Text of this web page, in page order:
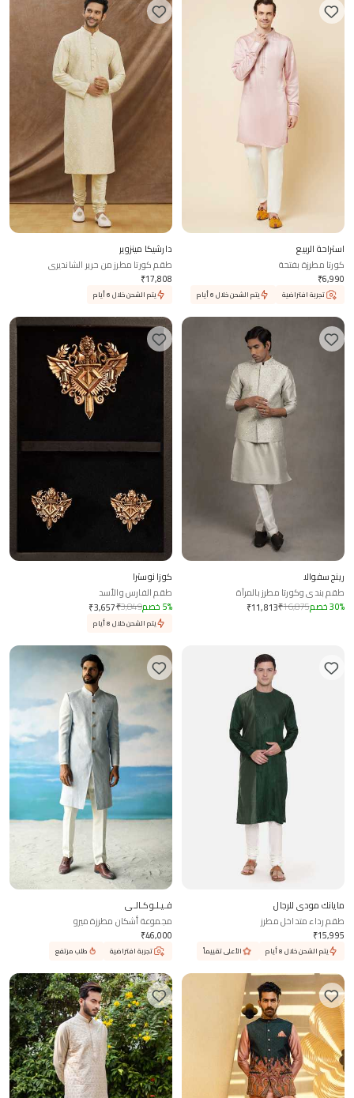
استراحة الربيع
كورتا مطرزة بفتحة
₹6,990
تجربة افتراضية يتم الشحن خلال 6 أيام
دارشيكا مينزوير
طقم كورتا مطرز من حرير الشانديري
₹17,808
يتم الشحن خلال 6 أيام
رينج سفوالا
طقم بندي وكورتا مطرز بالمرآة
₹11,813₹16,875 30% خصم
كوزا نوسترا
طقم الفارس والأسد
₹3,657₹3,849 5% خصم
يتم الشحن خلال 8 أيام
مايانك مودي للرجال
طقم رداء متداخل مطرز
₹15,995
يتم الشحن خلال 8 أيام الأعلى تقييماً
فـيـلـوكـالـي
مجموعة أشكان مطرزة ميرو
₹46,000
تجربة افتراضية طلب مرتفع